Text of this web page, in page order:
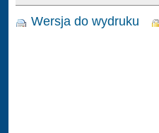
Wersja do wydruku